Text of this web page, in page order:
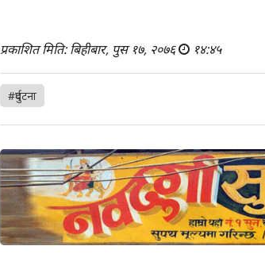
प्रकाशित मिति: बिहीबार, पुस १७, २०७६ १४:४५
#दुर्घटना